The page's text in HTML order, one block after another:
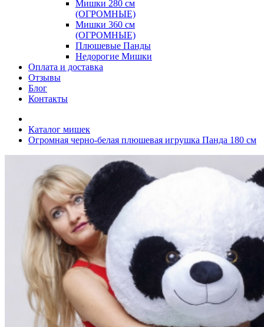
Мишки 280 см
(ОГРОМНЫЕ)
Мишки 360 см
(ОГРОМНЫЕ)
Плюшевые Панды
Недорогие Мишки
Оплата и доставка
Отзывы
Блог
Контакты
Каталог мишек
Огромная черно-белая плюшевая игрушка Панда 180 см